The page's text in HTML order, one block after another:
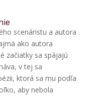
scenáristu a autora
ako autora
začiatky sa spájajú
v tej sa
ktorá sa mu podľa
aby nebola